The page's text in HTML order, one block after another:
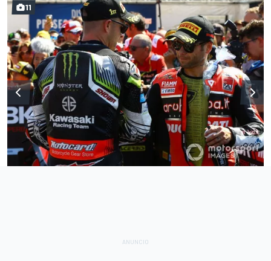
11